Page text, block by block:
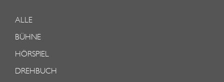
ALLE
BÜHNE
HÖRSPIEL
DREHBUCH